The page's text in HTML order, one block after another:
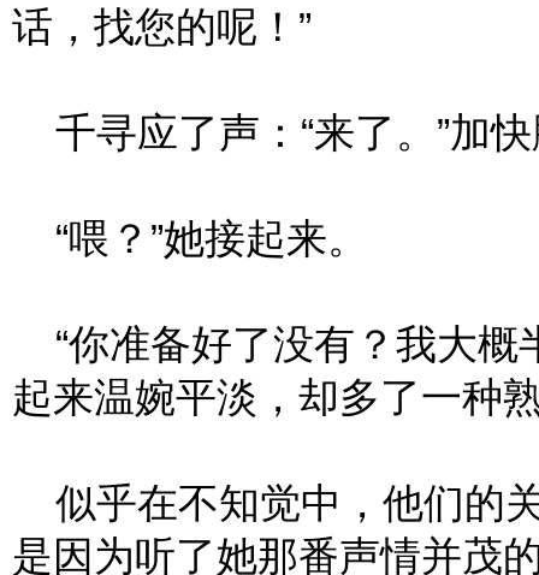
话，找您的呢！”
千寻应了声：“来了。”加
“喂？”她接起来。
“你准备好了没有？我大概
起来温婉平淡，却多了一种
似乎在不知觉中，他们的
是因为听了她那番声情并茂